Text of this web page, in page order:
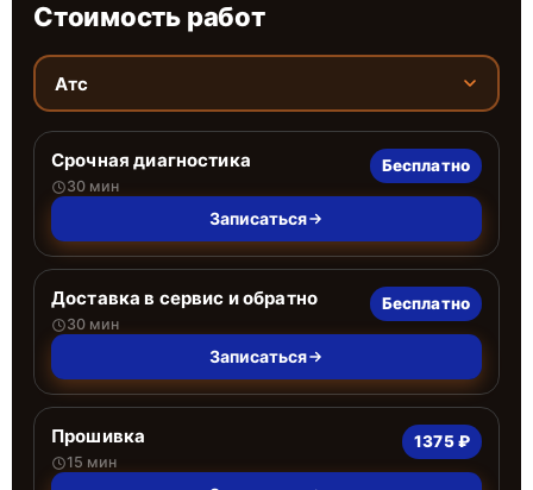
Стоимость работ
Атс
Срочная диагностика
30 мин
Бесплатно
Записаться
Доставка в сервис и обратно
30 мин
Бесплатно
Записаться
Прошивка
15 мин
1375 ₽